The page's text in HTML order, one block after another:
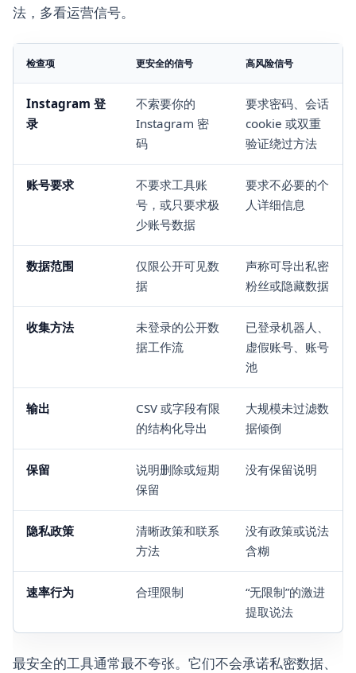
法，多看运营信号。
检查项 更安全的信号 高风险信号
Instagram 登
录
不索要你的
Instagram 密
码
要求密码、会话
cookie 或双重
验证绕过方法
账号要求
不要求工具账
号，或只要求极
少账号数据
要求不必要的个
人详细信息
数据范围
仅限公开可见数
据
声称可导出私密
粉丝或隐藏数据
收集方法
未登录的公开数
据工作流
已登录机器人、
虚假账号、账号
池
输出
CSV 或字段有限
的结构化导出
大规模未过滤数
据倾倒
保留
说明删除或短期
保留
没有保留说明
隐私政策
清晰政策和联系
方法
没有政策或说法
含糊
速率行为 合理限制
“无限制”的激进
提取说法
最安全的工具通常最不夸张。它们不会承诺私密数据、